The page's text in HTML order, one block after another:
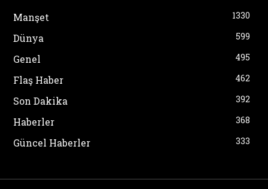
Manşet 1330
Dünya 599
Genel 495
Flaş Haber 462
Son Dakika 392
Haberler 368
Güncel Haberler 333